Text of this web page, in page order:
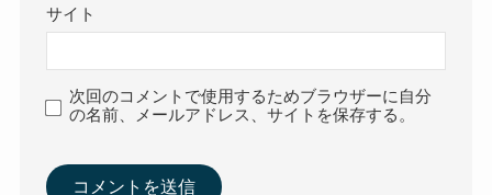
サイト
次回のコメントで使用するためブラウザーに自分
の名前、メールアドレス、サイトを保存する。